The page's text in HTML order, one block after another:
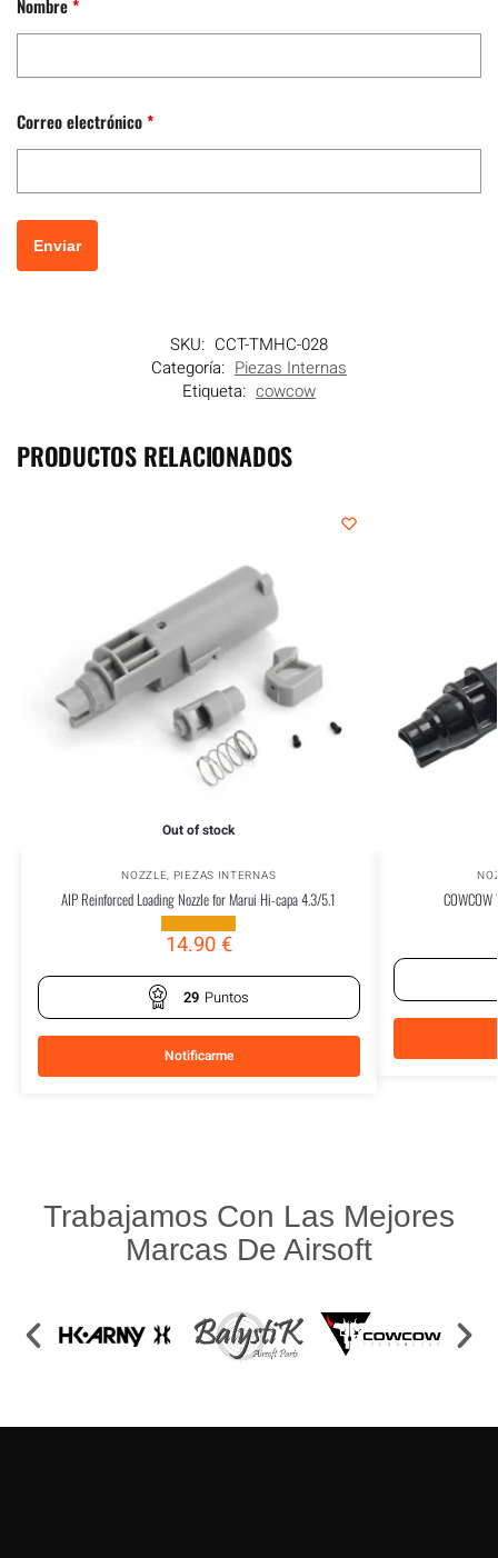
Nombre*
Correo electrónico*
SKU: CCT-TMHC-028
Categoría: Piezas Internas
Etiqueta: cowcow
PRODUCTOS RELACIONADOS
Out of stock
NOZZLE, PIEZAS INTERNAS
AIP Reinforced Loading Nozzle for Marui Hi-capa 4.3/5.1
14.90€
29 Puntos
Notificarme
Trabajamos Con Las Mejores
Marcas De Airsoft